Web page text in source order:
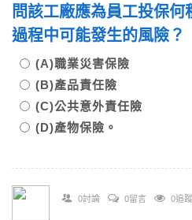
問該工廠應為員工投保
過程中可能發生的風險？
(A)職業災害保險
(B)產品責任險
(C)公共意外責任險
(D)產物保險。
0討論 0留言 0追蹤